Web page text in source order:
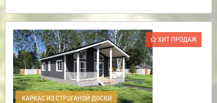
ХИТ ПРОДАЖ
КАРКАС ИЗ СТРОГАНОЙ ДОСКИ